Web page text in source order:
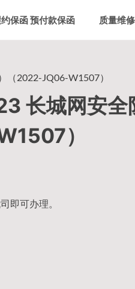
约保函 预付款保函 质量维
2022-JQ06-W1507）
长城网安全
）
司即可办理。